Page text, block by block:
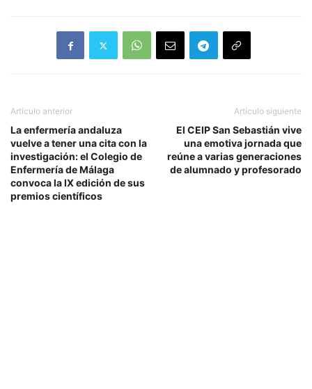
Artículo anterior
La enfermería andaluza
vuelve a tener una cita con la
investigación: el Colegio de
Enfermería de Málaga
convoca la IX edición de sus
premios científicos
Artículo siguiente
El CEIP San Sebastián vive
una emotiva jornada que
reúne a varias generaciones
de alumnado y profesorado